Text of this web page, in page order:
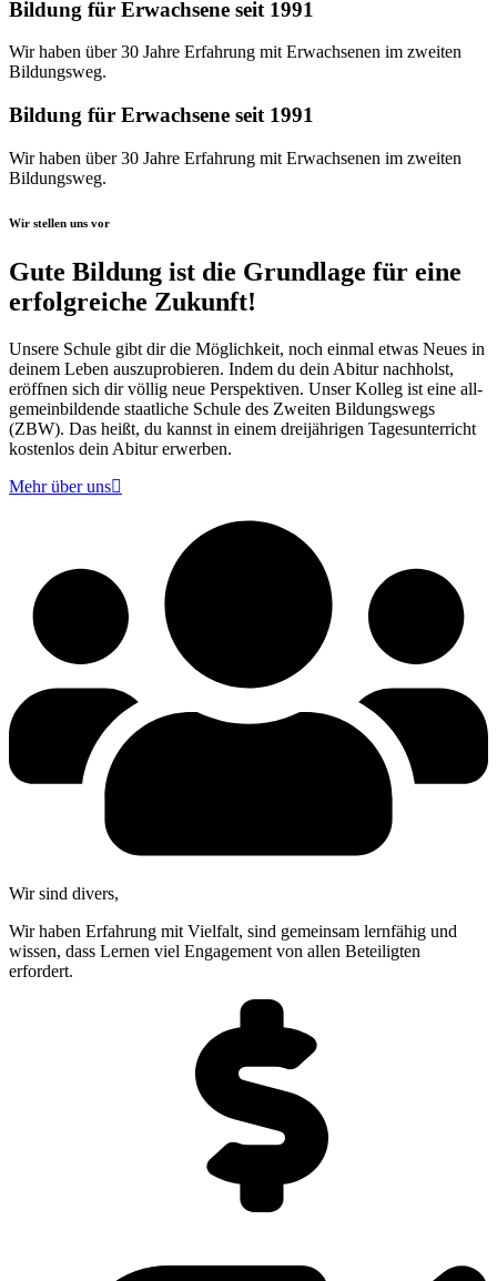
Bildung für Erwachsene seit 1991
Wir haben über 30 Jah­re Erfah­rung mit Erwach­se­nen im zwei­ten
Bildungsweg.
Bildung für Erwachsene seit 1991
Wir haben über 30 Jah­re Erfah­rung mit Erwach­se­nen im zwei­ten
Bildungsweg.
Wir stellen uns vor
Gute Bildung ist die Grundlage für eine
erfolgreiche Zukunft!
Unse­re Schu­le gibt dir die Mög­lich­keit, noch ein­mal etwas Neu­es in
dei­nem Leben aus­zu­pro­bie­ren. Indem du dein Abitur nach­holst,
eröff­nen sich dir völ­lig neue Per­spek­ti­ven. Unser Kol­leg ist eine all­
ge­mein­bil­den­de staat­li­che Schu­le des Zwei­ten Bil­dungs­wegs
(ZBW). Das heißt, du kannst in einem drei­jäh­ri­gen Tages­un­ter­richt
kos­ten­los dein Abitur erwerben.
Mehr über uns
Wir sind divers,
Wir haben Erfah­rung mit Viel­falt, sind gemein­sam lern­fä­hig und
wis­sen, dass Ler­nen viel Enga­ge­ment von allen Betei­lig­ten
erfordert.